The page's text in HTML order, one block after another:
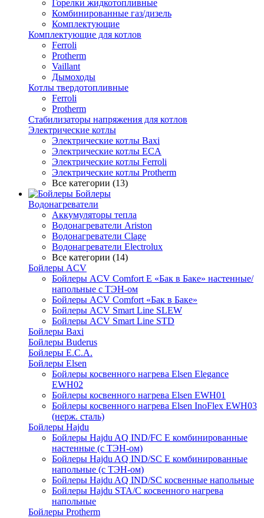
Горелки жидкотопливные
Комбинированные газ/дизель
Комплектующие
Комплектующие для котлов
Ferroli
Protherm
Vaillant
Дымоходы
Котлы твердотопливные
Ferroli
Protherm
Стабилизаторы напряжения для котлов
Электрические котлы
Электрические котлы Baxi
Электрические котлы ECA
Электрические котлы Ferroli
Электрические котлы Protherm
Все категории (13)
Бойлеры
Водонагреватели
Аккумуляторы тепла
Водонагреватели Ariston
Водонагреватели Clage
Водонагреватели Electrolux
Все категории (14)
Бойлеры ACV
Бойлеры ACV Comfort E «Бак в Баке» настенные/
напольные c ТЭН-ом
Бойлеры ACV Comfort «Бак в Баке»
Бойлеры ACV Smart Line SLEW
Бойлеры ACV Smart Line STD
Бойлеры Baxi
Бойлеры Buderus
Бойлеры E.C.A.
Бойлеры Elsen
Бойлеры косвенного нагрева Elsen Elegance
EWH02
Бойлеры косвенного нагрева Elsen EWH01
Бойлеры косвенного нагрева Elsen InoFlex EWH03
(нерж. сталь)
Бойлеры Hajdu
Бойлеры Hajdu AQ IND/FC E комбинированные
настенные (с ТЭН-ом)
Бойлеры Hajdu AQ IND/SC E комбинированные
напольные (с ТЭН-ом)
Бойлеры Hajdu AQ IND/SC косвенные напольные
Бойлеры Hajdu STA/C косвенного нагрева
напольные
Бойлеры Protherm